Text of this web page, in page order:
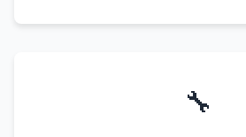
🔧